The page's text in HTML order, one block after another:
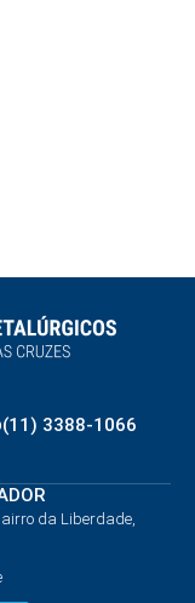
(11) 3388-1066
da Liberdade,